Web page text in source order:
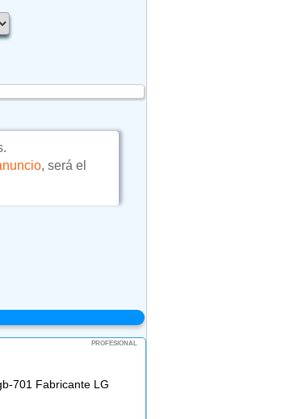
, será el
PROFESIONAL
701 Fabricante LG